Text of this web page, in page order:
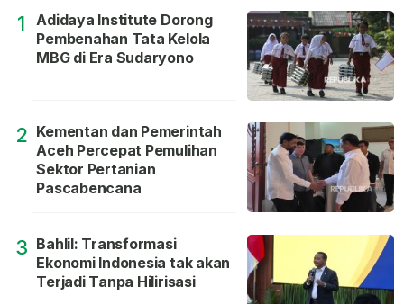
1
Adidaya Institute Dorong
Pembenahan Tata Kelola
MBG di Era Sudaryono
2 Kementan dan Pemerintah
Aceh Percepat Pemulihan
Sektor Pertanian
Pascabencana
3 Bahlil: Transformasi
Ekonomi Indonesia tak akan
Terjadi Tanpa Hilirisasi